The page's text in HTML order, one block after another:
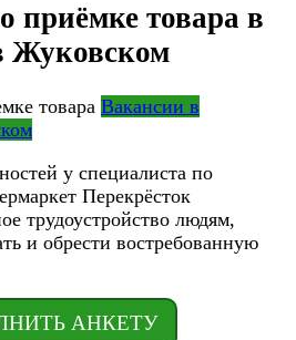
приёмке товара в
Жуковском
Вакансии в
у специалиста по
Перекрёсток
трудоустройство людям,
и обрести востребованную
АНКЕТУ